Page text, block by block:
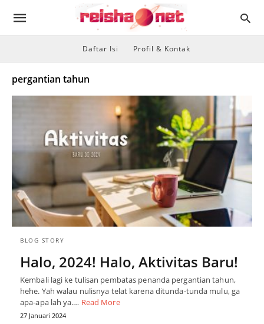
Daftar Isi Profil & Kontak
pergantian tahun
BLOG STORY
Halo, 2024! Halo, Aktivitas Baru!
Kembali lagi ke tulisan pembatas penanda pergantian tahun,
hehe. Yah walau nulisnya telat karena ditunda-tunda mulu, ga
apa-apa lah ya.… Read More
27 Januari 2024